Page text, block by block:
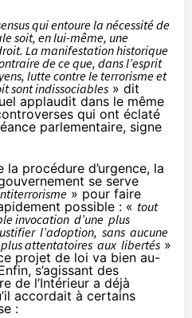
qui entoure la nécessité de
soit, en lui-même, une
La manifestation historique
de ce que, dans l’esprit
lutte contre le terrorisme et
sont indissociables » dit
applaudit dans le même
qui ont éclaté
parlementaire, signe
procédure d’urgence, la
se serve
» pour faire
possible : « tout
invocation d’une plus
l’adoption, sans aucune
plus attentatoires aux libertés »
projet de loi va bien au-
s’agissant des
de l’Intérieur a déjà
accordait à certains
: